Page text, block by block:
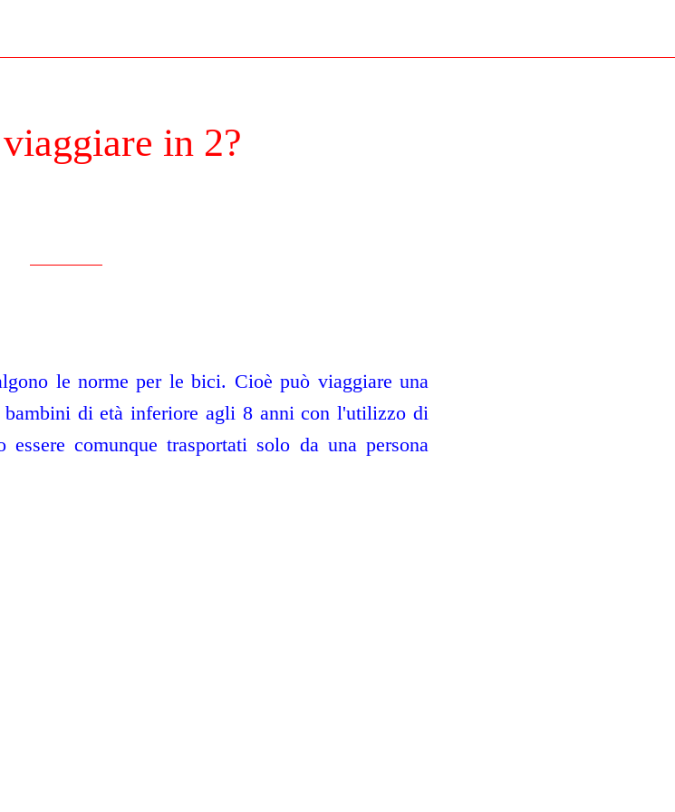
in 2?
le norme per le bici. Cioè può viaggiare una
bambini di età inferiore agli 8 anni con l'utilizzo di
comunque trasportati solo da una persona